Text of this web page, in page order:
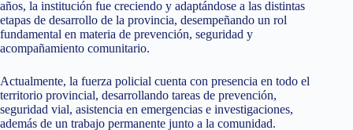
años, la institución fue creciendo y adaptándose a las distintas
etapas de desarrollo de la provincia, desempeñando un rol
fundamental en materia de prevención, seguridad y
acompañamiento comunitario.
Actualmente, la fuerza policial cuenta con presencia en todo el
territorio provincial, desarrollando tareas de prevención,
seguridad vial, asistencia en emergencias e investigaciones,
además de un trabajo permanente junto a la comunidad.